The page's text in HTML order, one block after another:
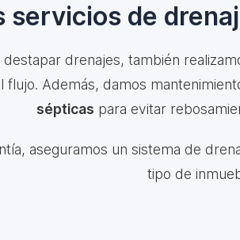
servicios de
drenajes, también
flujo. Además, damos
sépticas para evitar
aseguramos un sistema de
tipo de